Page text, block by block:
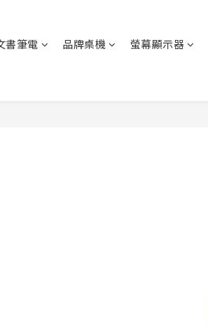
書筆電 品牌桌機 螢幕顯示器